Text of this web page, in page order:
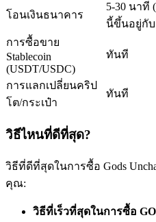
เป็นเทรดเดอร์คัดลอก
เพลิดเพลินกับการแบ่งปัน
ลอกการซื้อขาย
โอนเงินธนาคาร
5-30 นาที
นี้ขึ้นอยู่กั
การซื้อขาย
Stablecoin
(USDT/USDC)
ทันที
การแลกเปลี่ยนคริป
โต/กระเป๋า
ทันที
วิธีไหนที่ดีที่สุด?
วิธีที่ดีที่สุดในการซื้อ Gods
คุณ:
วิธีที่เร็วที่สุดในการซื้อ